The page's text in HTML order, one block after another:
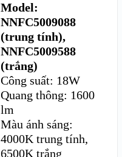
Model:
NNFC5009088
(trung tính),
NNFC5009588
(trắng)
Công suất: 18W
Quang thông: 1600
lm
Màu ánh sáng:
4000K trung tính,
6500K trắng